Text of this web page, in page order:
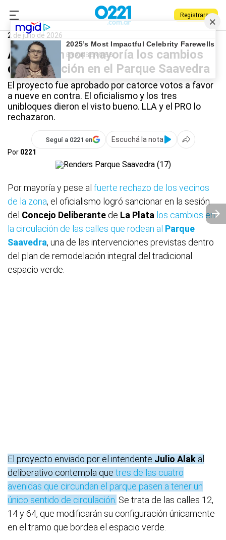
Registrarse
0221.com.ar
Parque Saavedra
2 de julio de 2026
Aprobaron por mayoría los cambios
de circulación en el Parque Saavedra
El proyecto fue aprobado por catorce votos a favor
a nueve en contra. El oficialismo y los tres
unibloques dieron el visto bueno. LLA y el PRO lo
rechazaron.
Seguí a 0221 en
Escuchá la nota
Por 0221
Por mayoría y pese al fuerte rechazo de los vecinos
de la zona, el oficialismo logró sancionar en la sesión
del Concejo Deliberante de La Plata los cambios en
la circulación de las calles que rodean al Parque
Saavedra, una de las intervenciones previstas dentro
del plan de remodelación integral del tradicional
espacio verde.
El proyecto enviado por el intendente Julio Alak al
deliberativo contempla que tres de las cuatro
avenidas que circundan el parque pasen a tener un
único sentido de circulación Se trata de las calles 12,
14 y 64, que modificarán su configuración únicamente
en el tramo que bordea el espacio verde.